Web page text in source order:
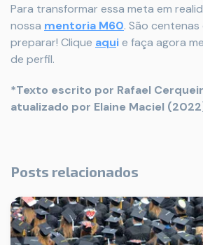
Para transformar essa meta em
nossa mentoria M60. São
preparar! Clique aquie faça agora
de perfil.
*Texto escrito por Rafael
atualizado por Elaine Maciel
Posts relacionados